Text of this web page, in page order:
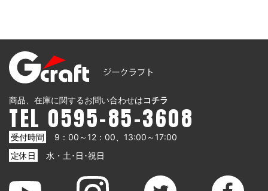
商品、在庫に関するお問い合わせはコチラ
TEL 0595-85-3608
受付時間
9：00～12：00、13:00～17:00
定休日
水・土･日･祝日